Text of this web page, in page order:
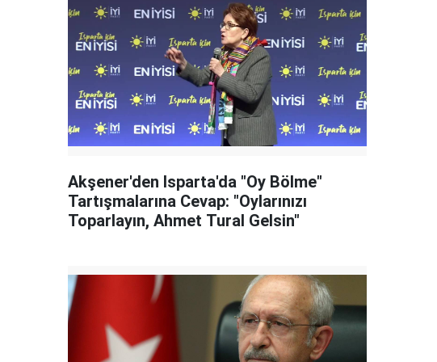
Akşener'den Isparta'da "Oy Bölme"
Tartışmalarına Cevap: "Oylarınızı
Toparlayın, Ahmet Tural Gelsin"